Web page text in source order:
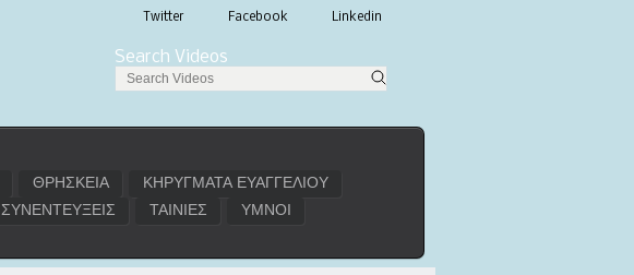
Twitter Facebook Linkedin
Search Videos
ΘΡΗΣΚΕΙΑ
ΚΗΡΥΓΜΑΤΑ ΕΥΑΓΓΕΛΙΟΥ
ΣΥΝΕΝΤΕΥΞΕΙΣ ΤΑΙΝΙΕΣ ΥΜΝΟΙ